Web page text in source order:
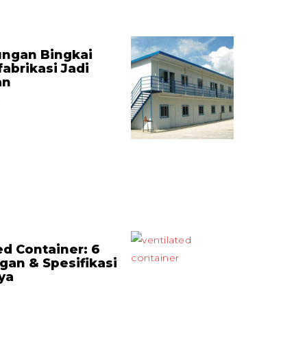
Bingkai
Jadi
Container: 6
& Spesifikasi